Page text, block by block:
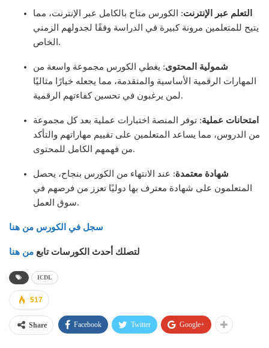
التعلم عبر الإنترنت: الكورس متاح بالكامل عبر الإنترنت، مما
يتيح للمتعلمين مرونة كبيرة في الدراسة وفقًا لجدولهم الزمني
الخاص.
شمولية المحتوى: يغطي الكورس مجموعة واسعة من
المهارات الرقمية الأساسية والمتقدمة، مما يجعله خيارًا مثاليًا
لمن يرغبون في تحسين كفاءتهم الرقمية.
امتحانات عملية: توفر المنصة اختبارات عملية بعد كل مجموعة
من الدروس، مما يساعد المتعلمين على تقييم مهاراتهم والتأكد
من فهمهم الكامل للمحتوى.
شهادة معتمدة: عند الانتهاء من الكورس بنجاح، يحصل
المتعلمون على شهادة معترف بها دوليًا تعزز من فرصهم في
سوق العمل.
سجل في الكورس من هنا
لتصلك أحدث الكورسات تابع من هنا
ICDL
517
Share Facebook Twitter Google+